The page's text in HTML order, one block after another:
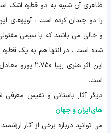
ظاهری آن شبیه به دو قطره اشک
را دو چندان کرده است ، آویزهای
و خالی می باشند که با سیمی
شده است ، در انتها هم به یک
است.
دیگر آثار باستانی و نفیس معرفی
های ایران و جهان
می توانید درباره برخی از آثار